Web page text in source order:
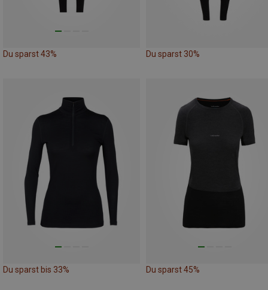
Du sparst 43% Du sparst 30%
Du sparst bis 33% Du sparst 45%